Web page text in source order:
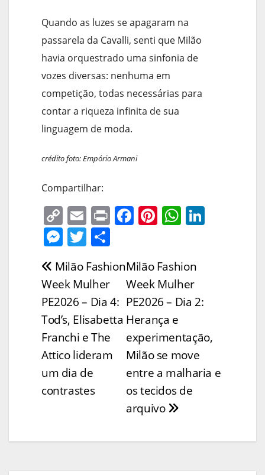
Quando as luzes se apagaram na
passarela da Cavalli, senti que Milão
havia orquestrado uma sinfonia de
vozes diversas: nenhuma em
competição, todas necessárias para
contar a riqueza infinita de sua
linguagem de moda.
crédito foto: Empório Armani
Compartilhar:
C
o
p
y
Li
n
k
E
m
ai
l
Pr F
e
b
o
o
k
Pi
e
st
W
s
A
p
p
M
e
ss
e
n
g
er
T
w
itt
er
h
ar
e
Navegação
de
Post
Milão Fashion
Week Mulher
PE2026 – Dia 2:
Herança e
experimentação,
Milão se move
entre a malharia e
os tecidos de
arquivo
Milão Fashion
Week Mulher
PE2026 – Dia 4:
Tod’s, Elisabetta
Franchi e The
Attico lideram
um dia de
contrastes